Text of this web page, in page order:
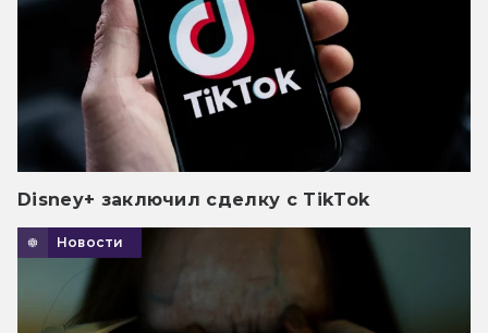
Disney+ заключил сделку с TikTok
Новости